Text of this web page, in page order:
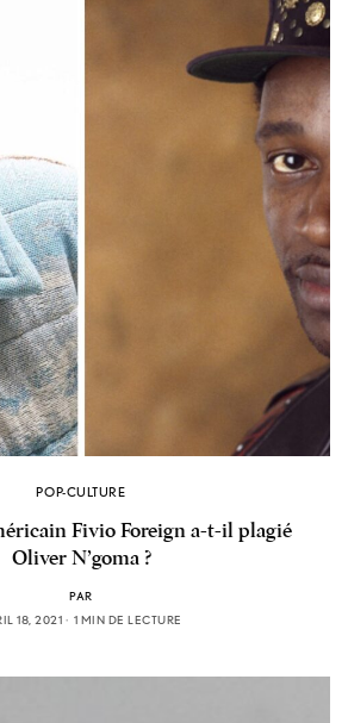
POP-CULTURE
Fivio Foreign a-t-il plagié
Oliver N’goma ?
PAR
18, 2021
1 MIN DE LECTURE